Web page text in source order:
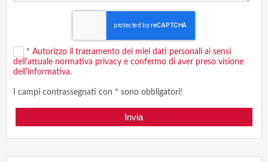
*Autorizzo il trattamento dei miei dati personali ai sensi
dell'attuale normativa privacy e confermo di aver preso visione
dell'informativa.
I campi contrassegnati con * sono obbligatori!